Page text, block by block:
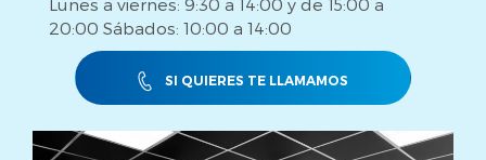
20:00 Sábados: 10:00 a 14:00
SI QUIERES TE LLAMAMOS